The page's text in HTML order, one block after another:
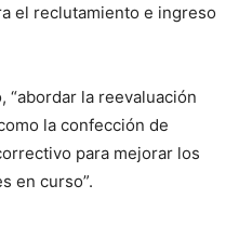
el reclutamiento e ingreso
“abordar la reevaluación
la confección de
para mejorar los
en curso”.